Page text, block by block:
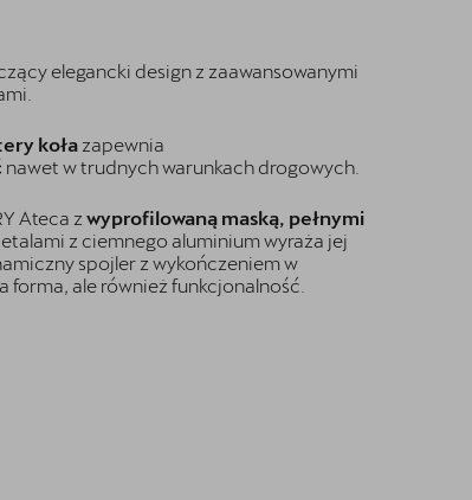
elegancki design z zaawansowanymi
koła zapewnia
nawet w trudnych warunkach drogowych.
Ateca z wyprofilowaną maską, pełnymi
z ciemnego aluminium wyraża jej
spojler z wykończeniem w
forma, ale również funkcjonalność.